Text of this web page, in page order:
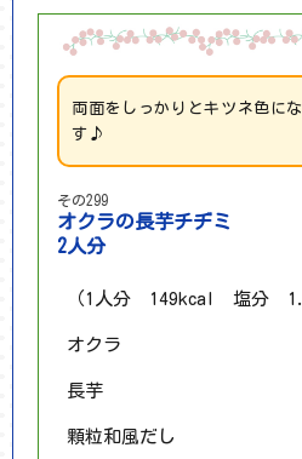
両面をしっかりとキツネ色に
す♪
その299
オクラの長芋チヂミ
2人分
（1人分 149kcal 塩分
オクラ
長芋
顆粒和風だし